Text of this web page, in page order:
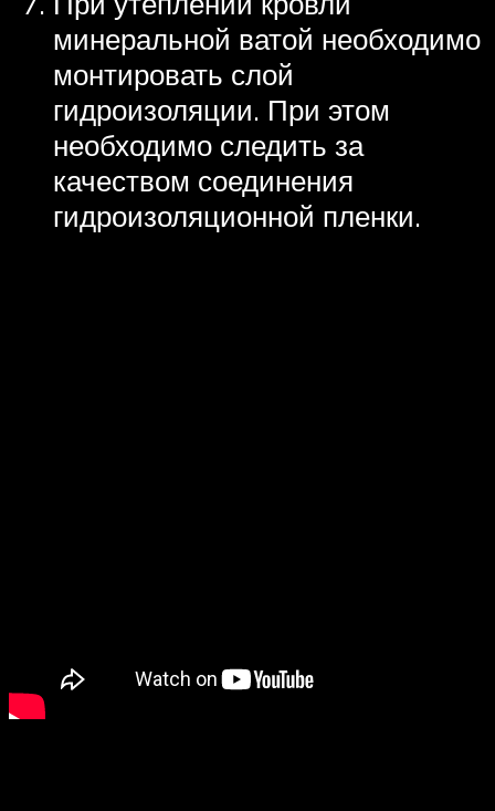
минеральной ватой необходимо
монтировать слой
гидроизоляции. При этом
необходимо следить за
качеством соединения
гидроизоляционной пленки.